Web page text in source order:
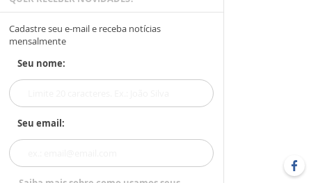
Cadastre seu e-mail e receba notícias
mensalmente
Seu nome:
Seu email: